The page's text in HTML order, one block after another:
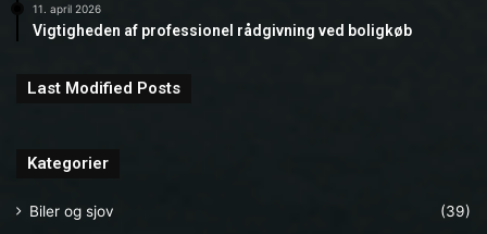
11. april 2026
Vigtigheden af professionel rådgivning ved boligkøb
Last Modified Posts
Kategorier
Biler og sjov
(39)